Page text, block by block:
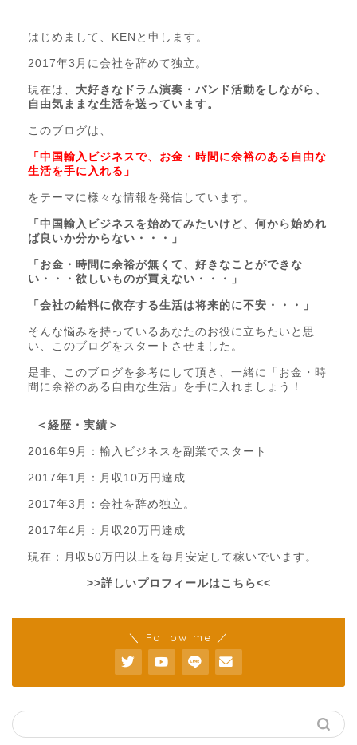
はじめまして、KENと申します。
2017年3月に会社を辞めて独立。
現在は、 大好きなドラム演奏・バンド活動をしながら、
自由気ままな生活を送っています。
このブログは、
「中国輸入ビジネスで、お金・時間に余裕のある自由な
生活を手に入れる」
をテーマに様々な情報を発信しています。
「中国輸入ビジネスを始めてみたいけど、何から始めれ
ば良いか分からない・・・」
「お金・時間に余裕が無くて、好きなことができな
い・・・欲しいものが買えない・・・」
「会社の給料に依存する生活は将来的に不安・・・」
そんな悩みを持っているあなたのお役に立ちたいと思
い、このブログをスタートさせました。
是非、このブログを参考にして頂き、一緒に「お金・時
間に余裕のある自由な生活」を手に入れましょう！
＜経歴・実績＞
2016年9月：輸入ビジネスを副業でスタート
2017年1月：月収10万円達成
2017年3月：会社を辞め独立。
2017年4月：月収20万円達成
現在：月収50万円以上を毎月安定して稼いでいます。
>>詳しいプロフィールはこちら<<
＼ Follow me ／